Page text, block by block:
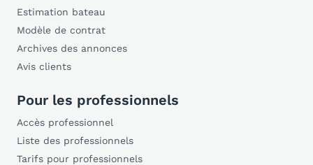
Estimation bateau
Modèle de contrat
Archives des annonces
Avis clients
Pour les professionnels
Accès professionnel
Liste des professionnels
Tarifs pour professionnels